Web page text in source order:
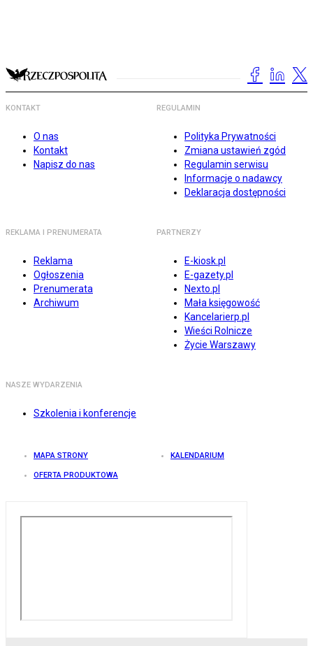
KONTAKT
O nas
Kontakt
Napisz do nas
REGULAMIN
Polityka Prywatności
Zmiana ustawień zgód
Regulamin serwisu
Informacje o nadawcy
Deklaracja dostępności
REKLAMA I PRENUMERATA
Reklama
Ogłoszenia
Prenumerata
Archiwum
PARTNERZY
E-kiosk.pl
E-gazety.pl
Nexto.pl
Mała księgowość
Kancelarierp.pl
Wieści Rolnicze
Życie Warszawy
NASZE WYDARZENIA
Szkolenia i konferencje
MAPA STRONY KALENDARIUM
OFERTA PRODUKTOWA